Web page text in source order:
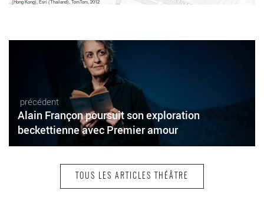
(Hong Kong), Esri (Thailand), TomTom, 2012
précédent
Alain Françon poursuit son exploration
beckettienne avec Premier amour
TOUS LES ARTICLES THÉÂTRE